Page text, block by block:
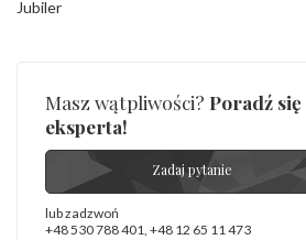
Jubiler
Masz wątpliwości? Poradź się
eksperta!
Zadaj pytanie
lub zadzwoń
+48 530 788 401, +48 12 65 11 473